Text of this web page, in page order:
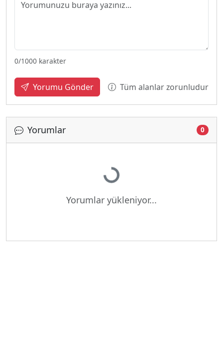
0/1000 karakter
Yorumu Gönder Tüm alanlar zorunludur
Yorumlar 0
Yükleniyor...
Yorumlar yükleniyor...